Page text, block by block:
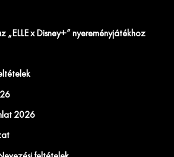
„ELLE x Disney+” nyereményjátékhoz
2026